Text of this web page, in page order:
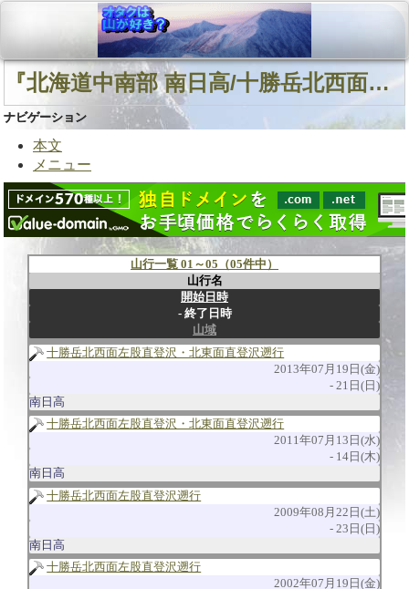
『北海道中南部 南日高/十勝岳北西面左股直登沢 ニオベツ川』に関連する山行
ナビゲーション
本文
メニュー
山行一覧 01～05（05件中）
山行名
開始日時
終了日時
山域
十勝岳北西面左股直登沢・北東面直登沢遡行
2013年07月19日(金)
21日(日)
南日高
十勝岳北西面左股直登沢・北東面直登沢遡行
2011年07月13日(水)
14日(木)
南日高
十勝岳北西面左股直登沢遡行
2009年08月22日(土)
23日(日)
南日高
十勝岳北西面左股直登沢遡行
2002年07月19日(金)